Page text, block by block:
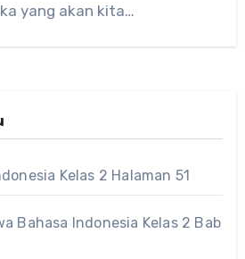
yang akan kita…
Kelas 2 Halaman 51
Bahasa Indonesia Kelas 2 Bab